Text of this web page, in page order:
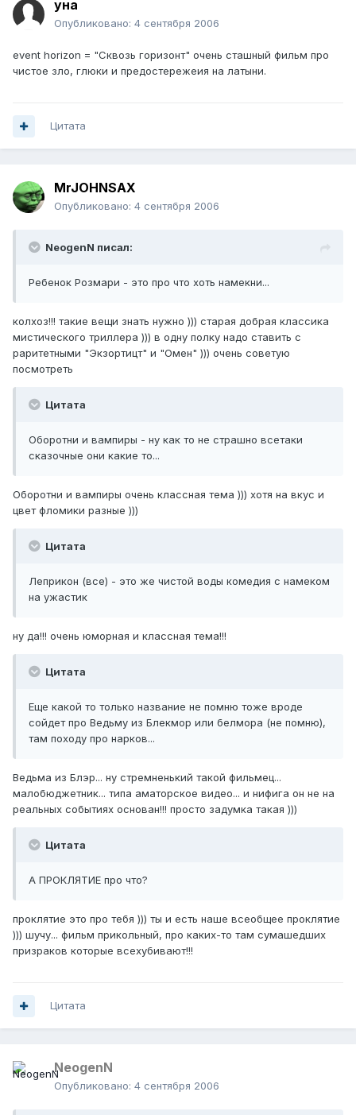
уна
Опубликовано: 4 сентября 2006
event horizon = "Сквозь горизонт" очень сташный фильм про
чистое зло, глюки и предостережеия на латыни.
Цитата
MrJOHNSAX
Опубликовано: 4 сентября 2006
NeogenN писал:
Ребенок Розмари - это про что хоть намекни...
колхоз!!! такие вещи знать нужно ))) старая добрая классика
мистического триллера ))) в одну полку надо ставить с
раритетными "Экзортицт" и "Омен" ))) очень советую
посмотреть
Цитата
Оборотни и вампиры - ну как то не страшно всетаки
сказочные они какие то...
Оборотни и вампиры очень классная тема ))) хотя на вкус и
цвет фломики разные )))
Цитата
Леприкон (все) - это же чистой воды комедия с намеком
на ужастик
ну да!!! очень юморная и классная тема!!!
Цитата
Еще какой то только название не помню тоже вроде
сойдет про Ведьму из Блекмор или белмора (не помню),
там походу про нарков...
Ведьма из Блэр... ну стремненький такой фильмец...
малобюджетник... типа аматорское видео... и нифига он не на
реальных событиях основан!!! просто задумка такая )))
Цитата
А ПРОКЛЯТИЕ про что?
проклятие это про тебя ))) ты и есть наше всеобщее проклятие
))) шучу... фильм прикольный, про каких-то там сумашедших
призраков которые всехубивают!!!
Цитата
NeogenN
Опубликовано: 4 сентября 2006